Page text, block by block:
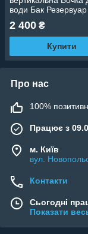
води Бак
2 400 ₴
Купити
Про нас
100%
Працює з
м. Київ
вул.
Контакти
Сьогодні
Показати